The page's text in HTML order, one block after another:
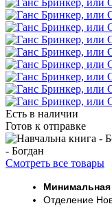
Есть в наличии
Готов к отправке
- Богдан
Смотреть все товары
Минимальная
Отделение